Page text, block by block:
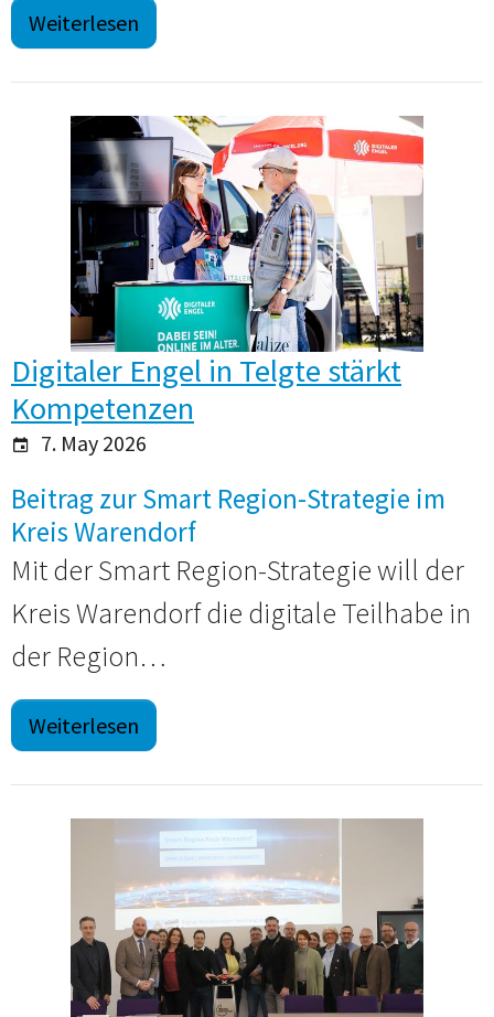
Weiterlesen
Digitaler Engel in Telgte stärkt
Kompetenzen
7. May 2026
Beitrag zur Smart Region-Strategie im
Kreis Warendorf
Mit der Smart Region-Strategie will der
Kreis Warendorf die digitale Teilhabe in
der Region…
Weiterlesen